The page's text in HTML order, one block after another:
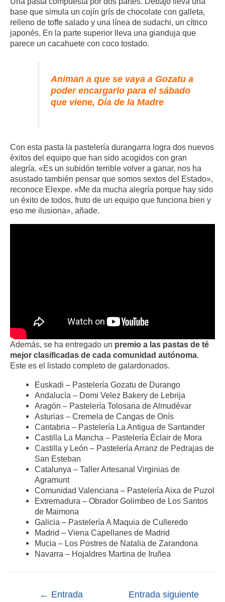
base que simula un cojín grís de chocolate con galleta,
relleno de toffe salado y una línea de sudachi, un cítrico
japonés. En la parte superior lleva una gianduja que
parece un cacahuete con coco tostado.
Animan a que se vaya a Gozatu a
poder encargarlo para el sábado
que viene, Día de la Madre
Con esta pasta la pastelería durangarra logra dos nuevos
éxitos del equipo que han sido acogidos con gran
alegría. «Es un subidón terrible volver a ganar, nos ha
asustado también pensar que somos sextos del Estado»,
reconoce Elexpe. «Me da mucha alegría porque hay sido
un éxito de todos, fruto de un equipo que funciona bien y
eso me ilusiona», añade.
Además, se ha entregado un premio a las pastas de té
mejor clasificadas de cada comunidad autónoma.
Este es el listado completo de galardonados.
Euskadi – Pastelería Gozatu de Durango
Andalucía – Domi Velez Bakery de Lebrija
Aragón – Pastelería Tolosana de Almudévar
Asturias – Cremela de Cangas de Onís
Cantabria – Pastelería La Antigua de Santander
Castilla La Mancha – Pastelería Éclair de Mora
Castilla y León – Pastelería Arranz de Pedrajas de
San Esteban
Catalunya – Taller Artesanal Virginias de
Agramunt
Comunidad Valenciana – Pastelería Aixa de Puzol
Extremadura – Obrador Golimbeo de Los Santos
de Maimona
Galicia – Pastelería A Maquia de Culleredo
Madrid – Viena Capellanes de Madrid
Mucia – Los Postres de Natalia de Zarandona
Navarra – Hojaldres Martina de Iruñea
← Entrada
Entrada siguiente